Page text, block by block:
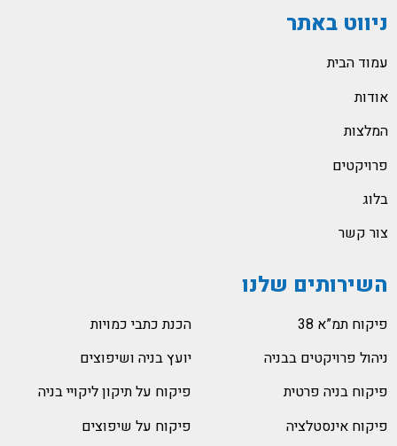
ניווט באתר
עמוד הבית
אודות
המלצות
פרויקטים
בלוג
צור קשר
השירותים שלנו
פיקוח תמ”א 38
ניהול פרויקטים בבניה
פיקוח בניה פרטית
פיקוח אינסטלציה
הכנת כתבי כמויות
יועץ בניה ושיפוצים
פיקוח על תיקון ליקויי בניה
פיקוח על שיפוצים